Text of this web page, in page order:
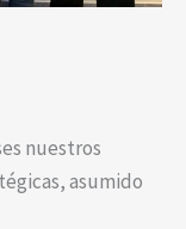
nuestros
asumido